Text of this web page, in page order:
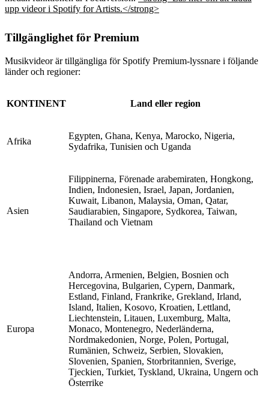
upp videor i Spotify for Artists.</strong>
Tillgänglighet för Premium
Musikvideor är tillgängliga för Spotify Premium-lyssnare i följande
länder och regioner:
KONTINENT Land eller region
Afrika
Egypten, Ghana, Kenya, Marocko, Nigeria,
Sydafrika, Tunisien och Uganda
Asien
Filippinerna, Förenade arabemiraten, Hongkong,
Indien, Indonesien, Israel, Japan, Jordanien,
Kuwait, Libanon, Malaysia, Oman, Qatar,
Saudiarabien, Singapore, Sydkorea, Taiwan,
Thailand och Vietnam
Europa
Andorra, Armenien, Belgien, Bosnien och
Hercegovina, Bulgarien, Cypern, Danmark,
Estland, Finland, Frankrike, Grekland, Irland,
Island, Italien, Kosovo, Kroatien, Lettland,
Liechtenstein, Litauen, Luxemburg, Malta,
Monaco, Montenegro, Nederländerna,
Nordmakedonien, Norge, Polen, Portugal,
Rumänien, Schweiz, Serbien, Slovakien,
Slovenien, Spanien, Storbritannien, Sverige,
Tjeckien, Turkiet, Tyskland, Ukraina, Ungern och
Österrike